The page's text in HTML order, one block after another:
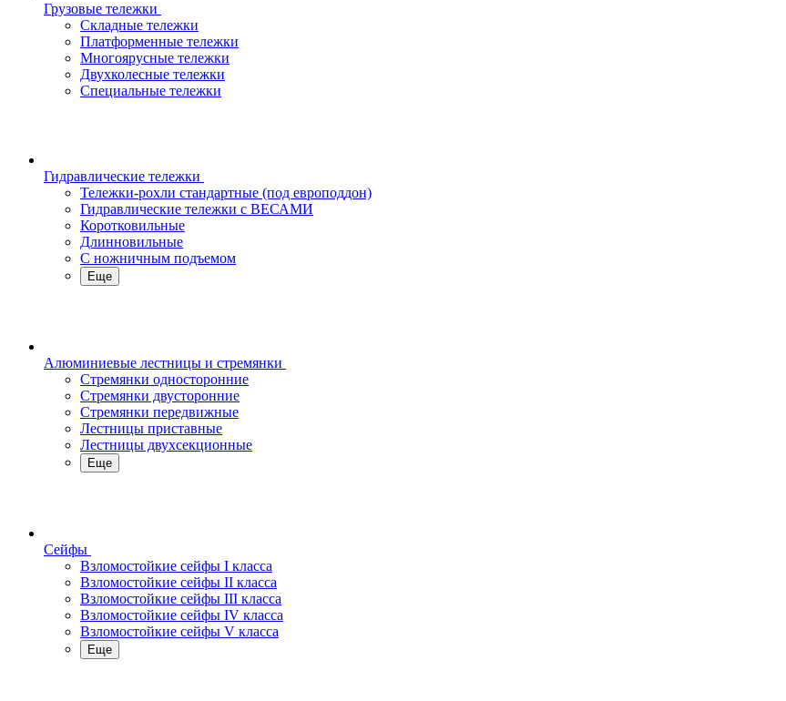
Грузовые тележки
Складные тележки
Платформенные тележки
Многоярусные тележки
Двухколесные тележки
Специальные тележки
Гидравлические тележки
Тележки-рохли стандартные (под европоддон)
Гидравлические тележки с ВЕСАМИ
Коротковильные
Длинновильные
С ножничным подъемом
Еще
Алюминиевые лестницы и стремянки
Стремянки односторонние
Стремянки двусторонние
Стремянки передвижные
Лестницы приставные
Лестницы двухсекционные
Еще
Сейфы
Взломостойкие сейфы I класса
Взломостойкие сейфы II класса
Взломостойкие сейфы III класса
Взломостойкие сейфы IV класса
Взломостойкие сейфы V класса
Еще